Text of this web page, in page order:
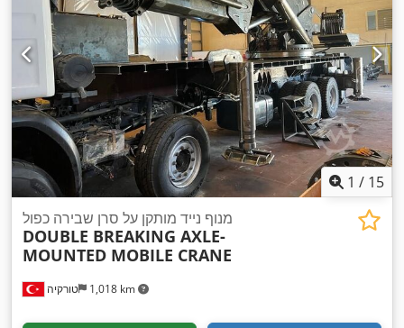
1 / 15
טורקיה 1,018 km
מנוף נייד מותקן על סרן שבירה כפול
DOUBLE BREAKING AXLE-
MOUNTED MOBILE CRANE